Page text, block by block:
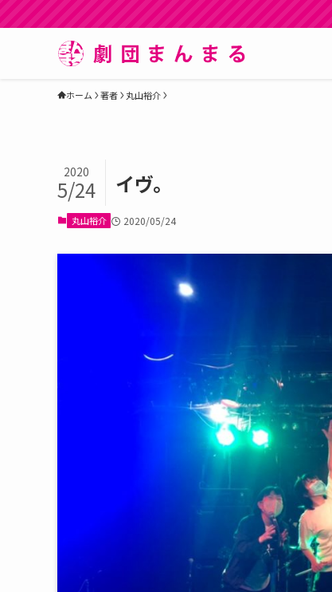
ホーム 著者 丸山裕介
イヴ。
2020
5/24
丸山裕介 2020/05/24